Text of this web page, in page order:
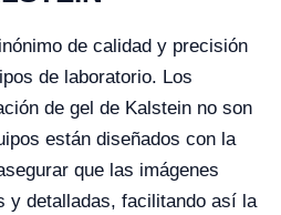
de calidad y precisión
de laboratorio. Los
de gel de Kalstein no son
están diseñados con la
que las imágenes
y detalladas, facilitando así la